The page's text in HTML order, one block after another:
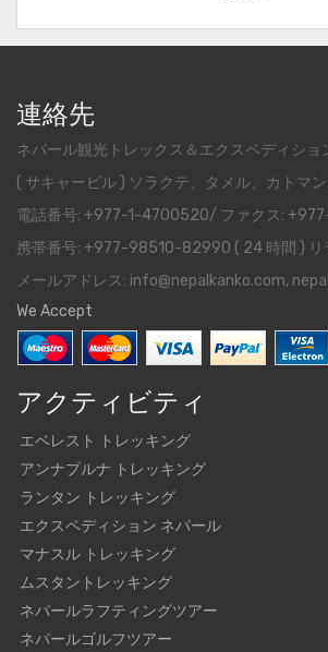
連絡先
ネパール観光トレックス＆エクスペディショ
( サキャービル ) ソラクテ、タメル、カトマ
電話番号: +977-1-4700520/ ファクス:
携帯番号: +977-98510-82990 ( 24 時間 )
メールアドレス: info@nepalkanko.com,
We Accept
アクティビティ
エベレスト トレッキング
アンナプルナ トレッキング
ランタン トレッキング
エクスペディション ネパール
マナスル トレッキング
ムスタントレッキング
ネパールラフティングツアー
ネパールゴルフツアー